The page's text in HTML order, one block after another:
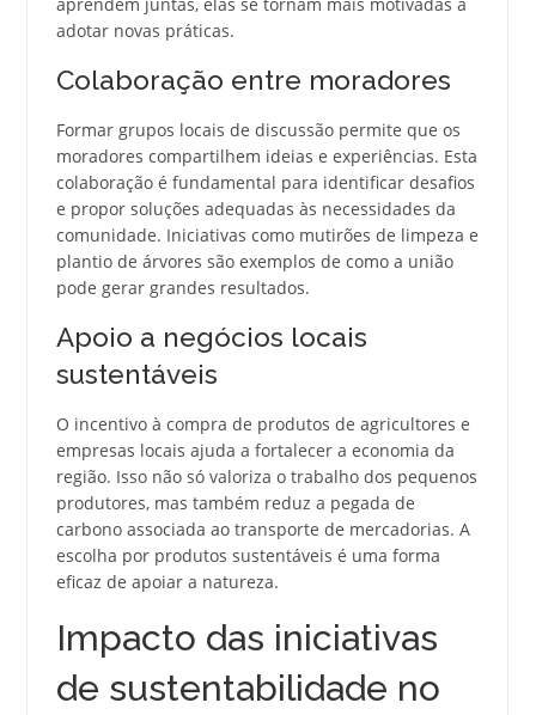
adotar novas práticas.
Colaboração entre moradores
Formar grupos locais de discussão permite que os
moradores compartilhem ideias e experiências. Esta
colaboração é fundamental para identificar desafios
e propor soluções adequadas às necessidades da
comunidade. Iniciativas como mutirões de limpeza e
plantio de árvores são exemplos de como a união
pode gerar grandes resultados.
Apoio a negócios locais
sustentáveis
O incentivo à compra de produtos de agricultores e
empresas locais ajuda a fortalecer a economia da
região. Isso não só valoriza o trabalho dos pequenos
produtores, mas também reduz a pegada de
carbono associada ao transporte de mercadorias. A
escolha por produtos sustentáveis é uma forma
eficaz de apoiar a natureza.
Impacto das iniciativas
de sustentabilidade no